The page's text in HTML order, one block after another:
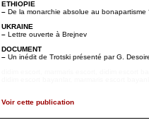
ETHIOPIE
– De la monarchie absolue au bonapartisme
UKRAINE
– Lettre ouverte à Brejnev
DOCUMENT
– Un inédit de Trotski présenté par G.
Voir cette publication